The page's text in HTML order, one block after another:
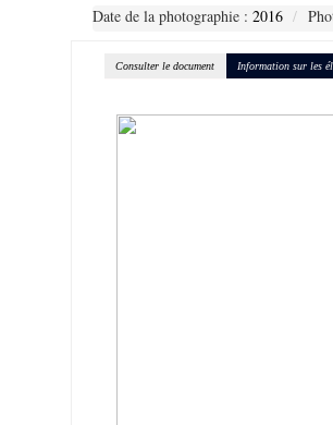
Date de la photographie : 2016
Consulter le document Information sur les